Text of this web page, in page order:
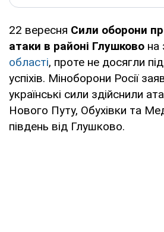
22 вересня Сили оборони
атаки в районі Глушково на
області, проте не досягли
успіхів. Міноборони Росії
українські сили здійснили
Нового Путу, Обухівки та
південь від Глушково.